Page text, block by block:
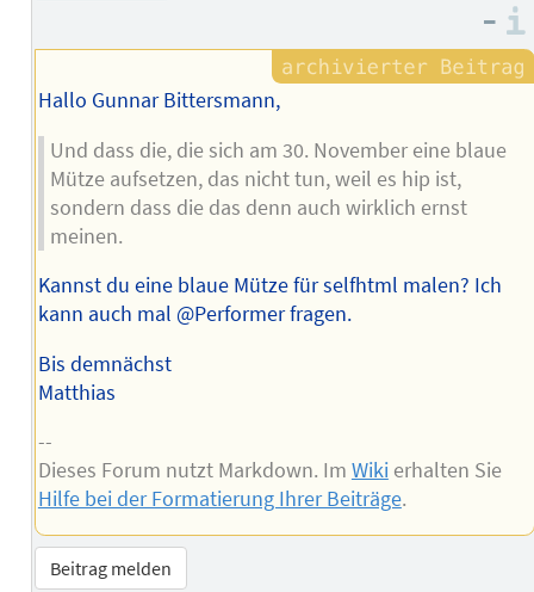
–
Hallo Gunnar Bittersmann,
Und dass die, die sich am 30. November eine blaue
Mütze aufsetzen, das nicht tun, weil es hip ist,
sondern dass die das denn auch wirklich ernst
meinen.
Kannst du eine blaue Mütze für selfhtml malen? Ich
kann auch mal @Performer fragen.
Bis demnächst
Matthias
--
Dieses Forum nutzt Markdown. Im Wikierhalten Sie
Hilfe bei der Formatierung Ihrer Beiträge.
Beitrag melden